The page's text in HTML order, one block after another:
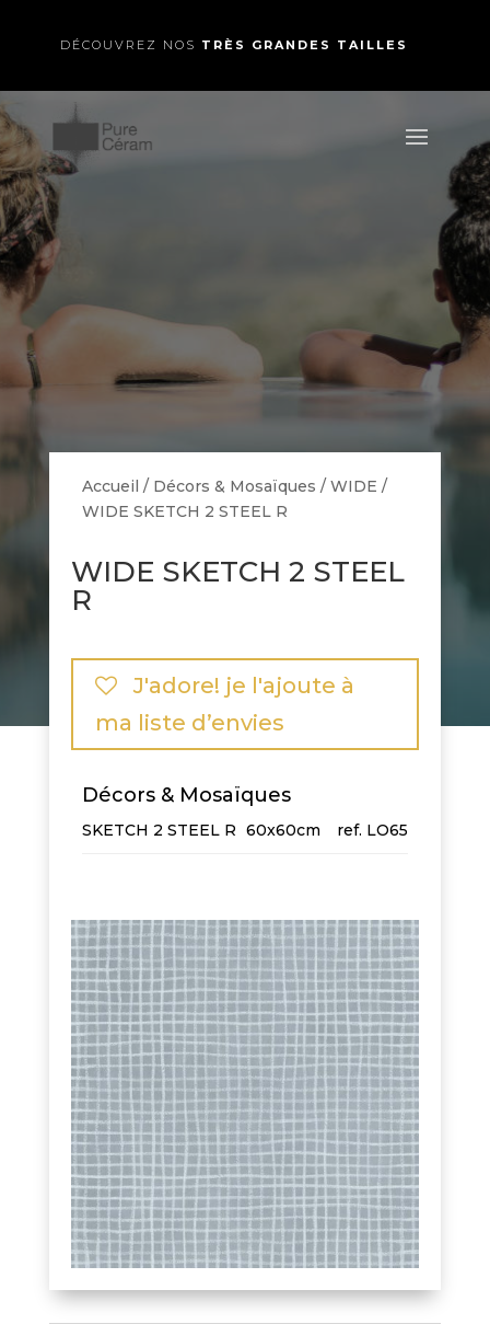
DÉCOUVREZ NOS TRÈS GRANDES TAILLES
Accueil / Décors & Mosaïques / WIDE /
WIDE SKETCH 2 STEEL R
WIDE SKETCH 2 STEEL
R
J'adore! je l'ajoute à
ma liste d’envies
Décors & Mosaïques
SKETCH 2 STEEL R 60x60cm LO65